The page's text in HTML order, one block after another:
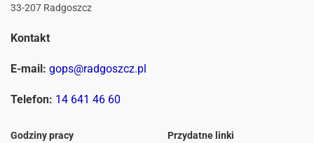
33-207 Radgoszcz
Kontakt
E-mail: gops@radgoszcz.pl
Telefon: 14 641 46 60
Godziny pracy Przydatne linki